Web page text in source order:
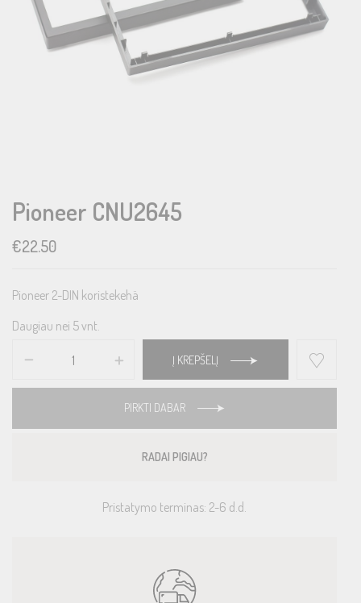
Pioneer CNU2645
€22.50
Pioneer 2-DIN koristekehä
Daugiau nei 5 vnt.
Į KREPŠELĮ
PIRKTI DABAR
RADAI PIGIAU?
Pristatymo terminas: 2-6 d.d.